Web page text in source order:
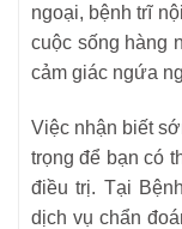
ngoại, bệnh trĩ
cuộc sống hàng
cảm giác ngứa
Việc nhận biết
trọng để bạn có
điều trị. Tại
dịch vụ chẩn